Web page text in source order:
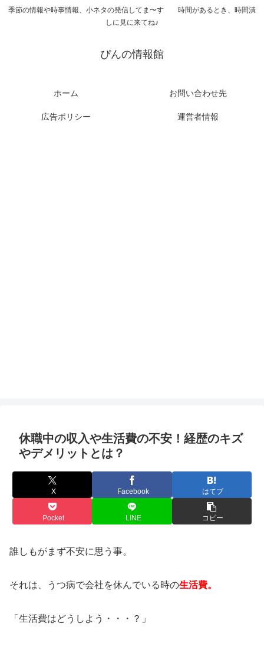
季節の情報や時事情報、小ネタの発信してま〜す 時間があるとき、時間潰
しに見に来てね♪
ぴんの情報館
ホーム お問い合わせ先
広告ポリシー 運営者情報
休職中の収入や生活費の不安！経歴のキズ
やデメリットとは？
X Facebook はてブ
Pocket LINE コピー
誰しもがまず不安に思う事。
それは、うつ病で会社を休んでいる時の生活費。
「生活費はどうしよう・・・？」